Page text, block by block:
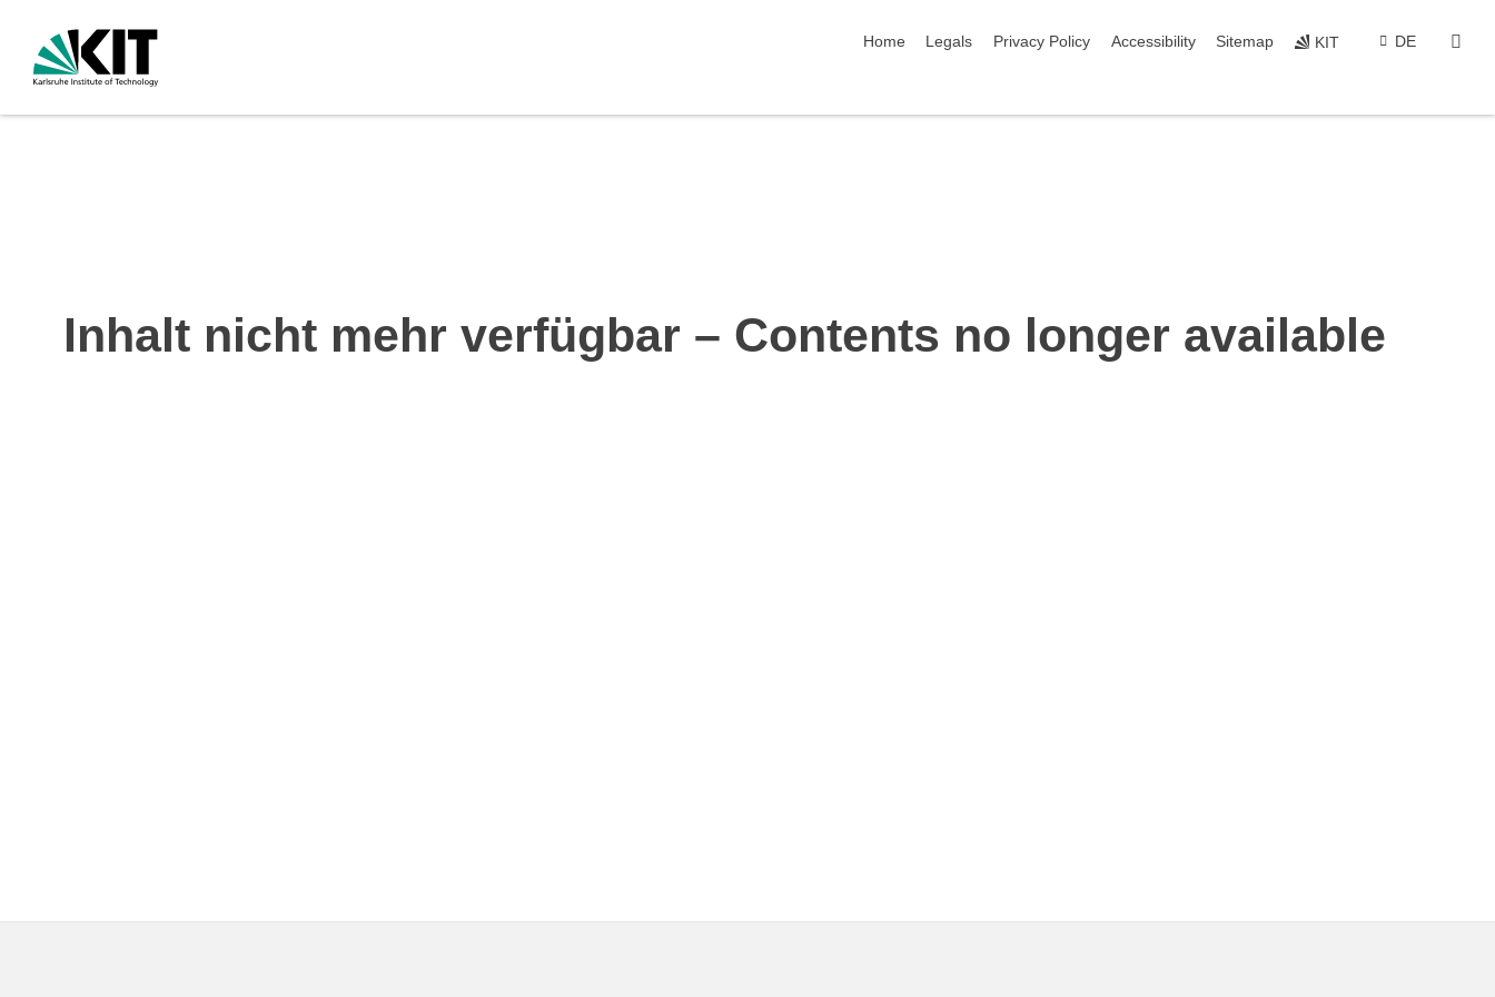
Home
Legals Privacy Policy Accessibility Sitemap KIT DE
Inhalt nicht mehr verfügbar – Contents no longer available